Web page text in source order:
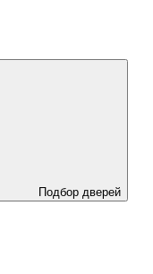
Подбор дверей